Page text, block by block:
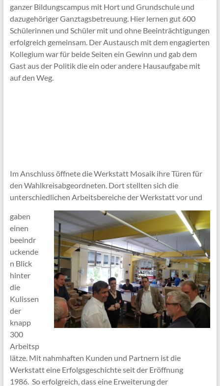
ganzer Bildungscampus mit Hort und Grundschule und
dazugehöriger Ganztagsbetreuung. Hier lernen gut 600
Schülerinnen und Schüler mit und ohne Beeinträchtigungen
erfolgreich gemeinsam. Der Austausch mit dem engagierten
Kollegium war für beide Seiten ein Gewinn und gab dem
Gast aus der Politik die ein oder andere Hausaufgabe mit
auf den Weg.
Im Anschluss öffnete die Werkstatt Mosaik ihre Türen für
den Wahlkreisabgeordneten. Dort stellten sich die
unterschiedlichen Arbeitsbereiche der Werkstatt vor und
gaben
einen
beeindr
uckende
n Blick
hinter
die
Kulissen
der
knapp
300
Arbeitsp
lätze. Mit nahmhaften Kunden und Partnern ist die
Werkstatt eine Erfolgsgeschichte seit der Eröffnung
1986. So erfolgreich, dass eine Erweiterung der